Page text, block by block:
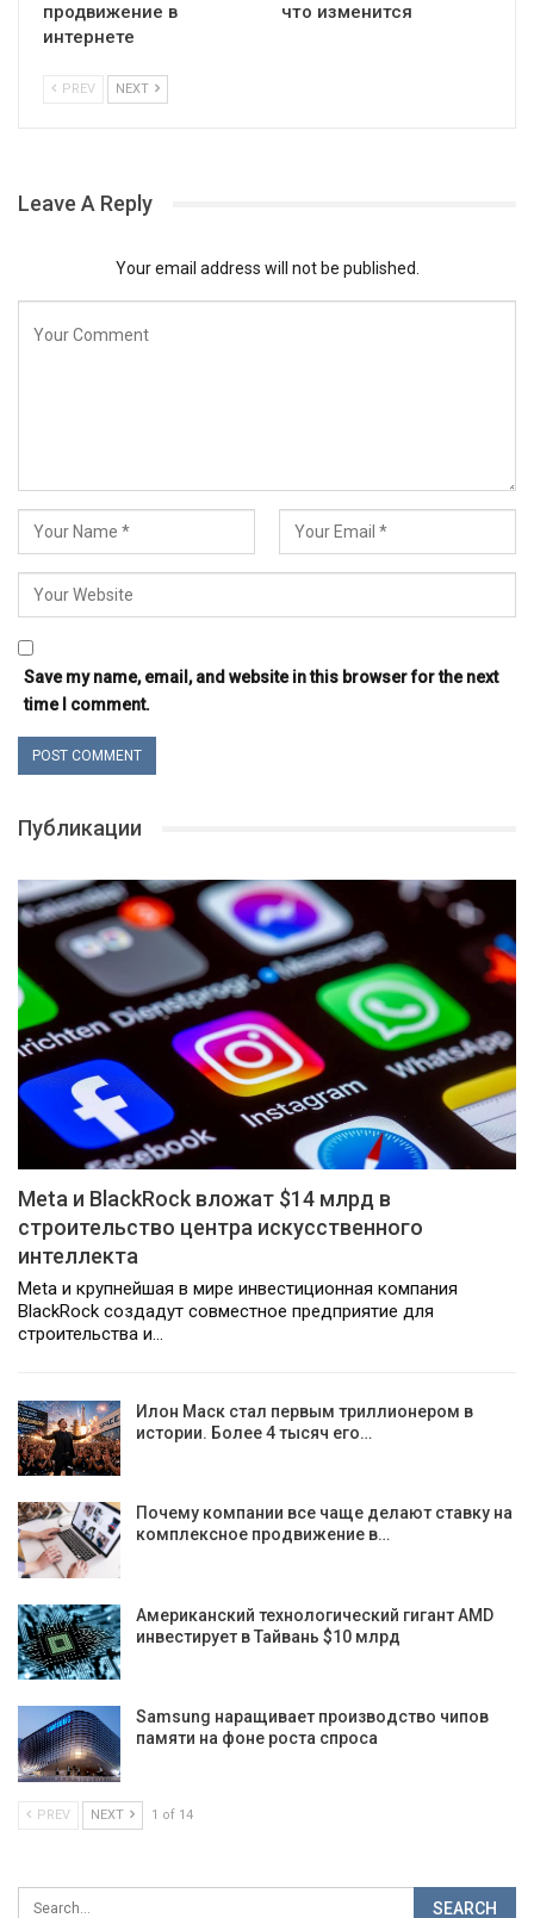
продвижение в
интернете
что изменится
PREV NEXT
Leave A Reply
Your email address will not be published.
Save my name, email, and website in this browser for the next
time I comment.
Публикации
Meta и BlackRock вложат $14 млрд в
строительство центра искусственного
интеллекта
Meta и крупнейшая в мире инвестиционная компания
BlackRock создадут совместное предприятие для
строительства и…
Илон Маск стал первым триллионером в
истории. Более 4 тысяч его…
Почему компании все чаще делают ставку на
комплексное продвижение в…
Американский технологический гигант AMD
инвестирует в Тайвань $10 млрд
Samsung наращивает производство чипов
памяти на фоне роста спроса
PREV NEXT 1 of 14